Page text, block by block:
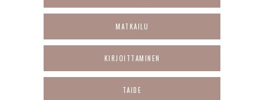
MATKAILU
KIRJOITTAMINEN
TAIDE